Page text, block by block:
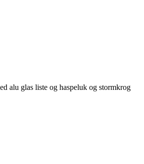
alu glas liste og haspeluk og stormkrog